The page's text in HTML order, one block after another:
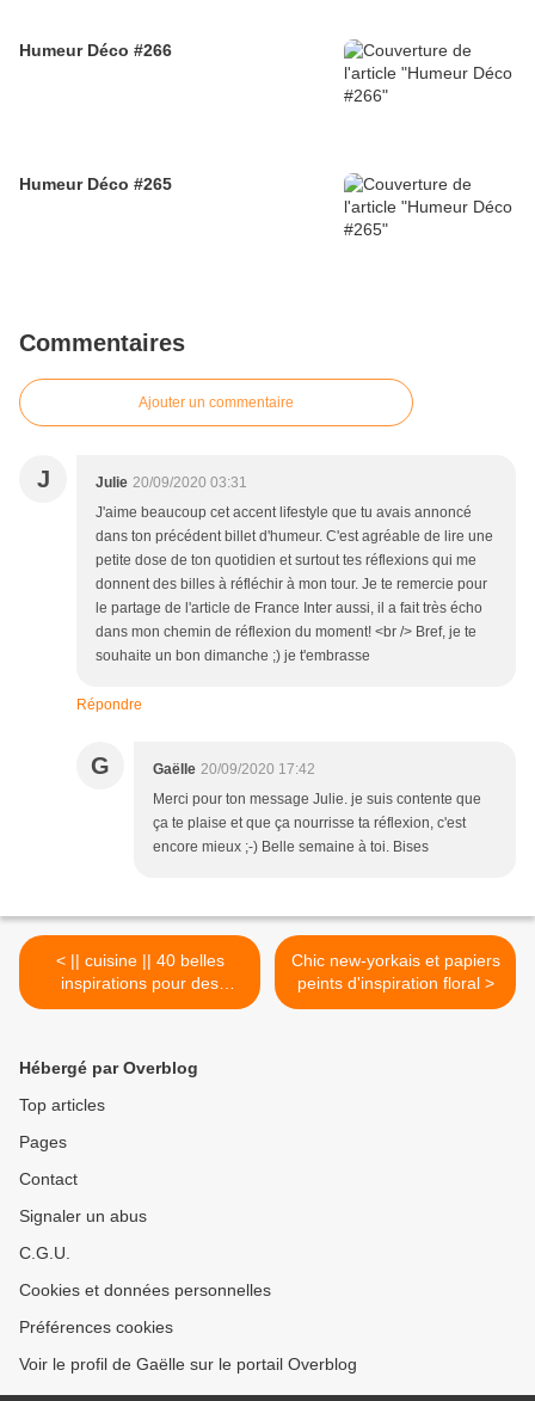
Humeur Déco #266
Humeur Déco #265
Commentaires
Ajouter un commentaire
J Julie 20/09/2020 03:31
J'aime beaucoup cet accent lifestyle que tu avais annoncé
dans ton précédent billet d'humeur. C'est agréable de lire une
petite dose de ton quotidien et surtout tes réflexions qui me
donnent des billes à réfléchir à mon tour. Je te remercie pour
le partage de l'article de France Inter aussi, il a fait très écho
dans mon chemin de réflexion du moment! <br /> Bref, je te
souhaite un bon dimanche ;) je t'embrasse
Répondre
G Gaëlle 20/09/2020 17:42
Merci pour ton message Julie. je suis contente que
ça te plaise et que ça nourrisse ta réflexion, c'est
encore mieux ;-) Belle semaine à toi. Bises
< || cuisine || 40 belles
inspirations pour des
rangements en plus
Chic new-yorkais et papiers
peints d'inspiration floral >
Hébergé par Overblog
Top articles
Pages
Contact
Signaler un abus
C.G.U.
Cookies et données personnelles
Préférences cookies
Voir le profil de Gaëlle sur le portail Overblog